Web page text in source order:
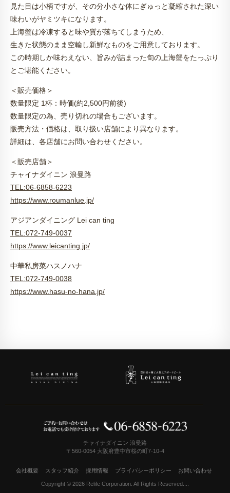
見た目は小柄ですが、その分小さな体にぎゅっと凝縮された深い
味わいがヤミツキになります。
上海蟹は冷凍すると味や質が落ちてしまうため、
生きた状態のまま空輸し新鮮なものをご用意しております。
この時期しか味わえない、旨みが詰まった旬の上海蟹をたっぷり
とご堪能ください。
＜販売価格＞
数量限定 1杯：時価(約2,500円前後)
数量限定の為、売り切れの場合もございます。
販売方法・価格は、取り扱い店舗により異なります。
詳細は、各店舗にお問い合わせください。
＜販売店舗＞
チャイナダイニン 浪曼路
TEL:06-6858-6223
https://www.roumanlue.jp/
アジアンダイニング Lei can ting
TEL:072-749-0037
https://www.leicanting.jp/
中華私房菜ハスノハナ
TEL:072-749-0038
https://www.hasu-no-hana.jp/
チャイナダイニン 浪曼路
〒560-0054 大阪府豊中市桜の町7-10-4
会社概要 スタッフ紹介 採用情報 プライバシーポリシー お問い合わせ
Copyright © 2026 Relife Corporation. All Rights Reserved....